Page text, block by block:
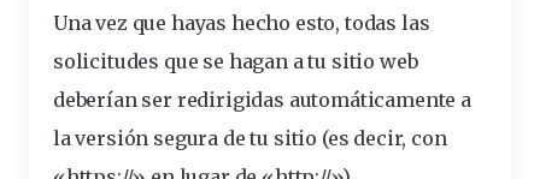
Una vez que hayas hecho esto, todas las
solicitudes que se hagan a tu sitio web
deberían ser redirigidas automáticamente a
la versión segura de tu sitio (es decir, con